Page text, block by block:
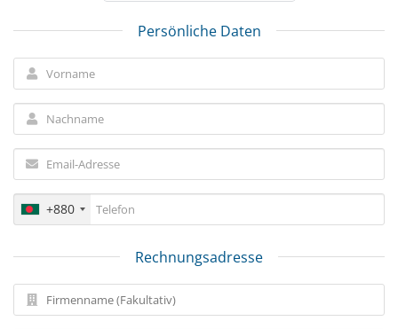
Persönliche Daten
+880
Rechnungsadresse